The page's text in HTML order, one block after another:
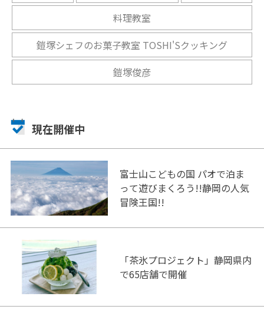
料理教室
鎧塚シェフのお菓子教室 TOSHI'Sクッキング
鎧塚俊彦
現在開催中
富士山こどもの国 パオで泊ま
って遊びまくろう!!静岡の人気
冒険王国!!
「茶氷プロジェクト」静岡県内
で65店舗で開催